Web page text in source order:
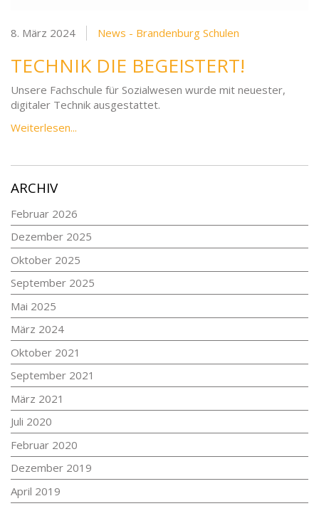
8. März 2024 News - Brandenburg Schulen
TECHNIK DIE BEGEISTERT!
Unsere Fachschule für Sozialwesen wurde mit neuester,
digitaler Technik ausgestattet.
Weiterlesen...
ARCHIV
Februar 2026
Dezember 2025
Oktober 2025
September 2025
Mai 2025
März 2024
Oktober 2021
September 2021
März 2021
Juli 2020
Februar 2020
Dezember 2019
April 2019